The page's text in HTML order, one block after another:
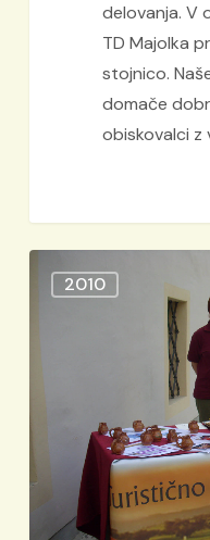
delovanja. V
TD Majolka
stojnico.
domače
obiskovalci z
2010